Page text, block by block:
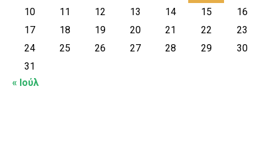
10
11 12 13 14 15
16
17
18 19 20 21 22
23
24
25 26 27 28 29
30
31
« Ιούλ